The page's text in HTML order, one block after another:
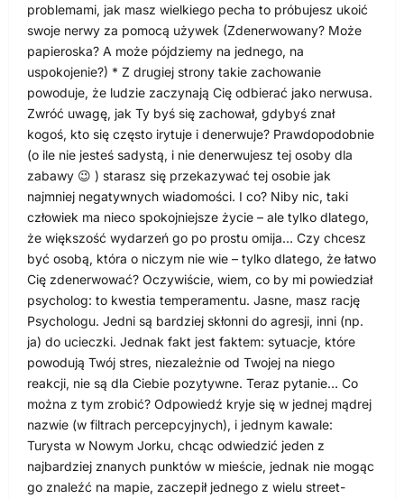
problemami, jak masz wielkiego pecha to próbujesz ukoić
swoje nerwy za pomocą używek (Zdenerwowany? Może
papieroska? A może pójdziemy na jednego, na
uspokojenie?) * Z drugiej strony takie zachowanie
powoduje, że ludzie zaczynają Cię odbierać jako nerwusa.
Zwróć uwagę, jak Ty byś się zachował, gdybyś znał
kogoś, kto się często irytuje i denerwuje? Prawdopodobnie
(o ile nie jesteś sadystą, i nie denerwujesz tej osoby dla
zabawy 😉 ) starasz się przekazywać tej osobie jak
najmniej negatywnych wiadomości. I co? Niby nic, taki
człowiek ma nieco spokojniejsze życie – ale tylko dlatego,
że większość wydarzeń go po prostu omija… Czy chcesz
być osobą, która o niczym nie wie – tylko dlatego, że łatwo
Cię zdenerwować? Oczywiście, wiem, co by mi powiedział
psycholog: to kwestia temperamentu. Jasne, masz rację
Psychologu. Jedni są bardziej skłonni do agresji, inni (np.
ja) do ucieczki. Jednak fakt jest faktem: sytuacje, które
powodują Twój stres, niezależnie od Twojej na niego
reakcji, nie są dla Ciebie pozytywne. Teraz pytanie… Co
można z tym zrobić? Odpowiedź kryje się w jednej mądrej
nazwie (w filtrach percepcyjnych), i jednym kawale:
Turysta w Nowym Jorku, chcąc odwiedzić jeden z
najbardziej znanych punktów w mieście, jednak nie mogąc
go znaleźć na mapie, zaczepił jednego z wielu street-